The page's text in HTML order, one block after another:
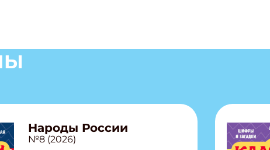
Народы России
№8 (2026)